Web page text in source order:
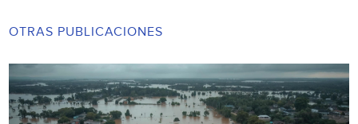
OTRAS PUBLICACIONES